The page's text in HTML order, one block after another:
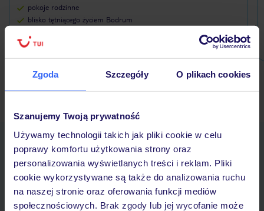
Zgoda Szczegóły O plikach cookies
Szanujemy Twoją prywatność
Używamy technologii takich jak pliki cookie w celu
poprawy komfortu użytkowania strony oraz
personalizowania wyświetlanych treści i reklam. Pliki
cookie wykorzystywane są także do analizowania ruchu
na naszej stronie oraz oferowania funkcji mediów
społecznościowych. Brak zgody lub jej wycofanie może
pokoje rodzinne
blisko tętniącego życiem Bodrum
1 827 zł/os.
Pobierz bezpłatną aplikację TUI
Szybkie wyszukiwanie i przeglądanie ofert
Lista ulubionych ofert i możliwość ich udostępniania
Historia wyszukiwań i ostatnio oglądanych ofert
Kontakt z TUI i wszystkie informacje o Twojej rezerwacji w